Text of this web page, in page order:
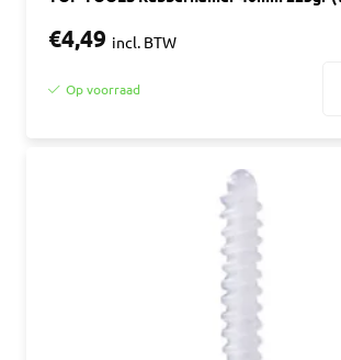
€4,49 incl. BTW
Op voorraad